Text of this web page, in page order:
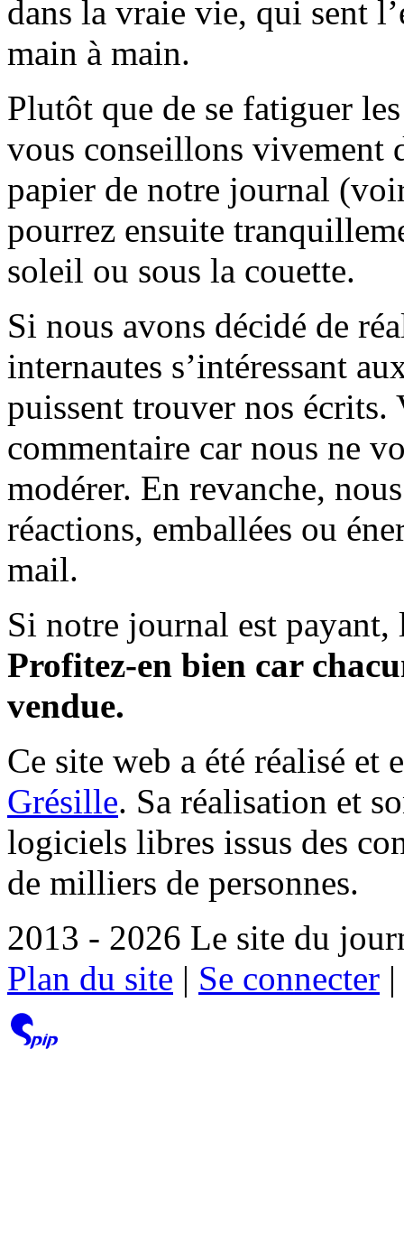
dans la vraie vie, qui sent
main à main.
Plutôt que de se fatiguer
vous conseillons vivement
papier de notre journal
pourrez ensuite
soleil ou sous la couette.
Si nous avons décidé de
internautes s’intéressant
puissent trouver nos écrits.
commentaire car nous ne
modérer. En revanche,
réactions, emballées ou
mail.
Si notre journal est payant,
Profitez-en bien car
vendue.
Ce site web a été réalisé et
Grésille. Sa réalisation et
logiciels libres issus des
de milliers de personnes.
2013 - 2026 Le site du
Plan du site | Se connecter |